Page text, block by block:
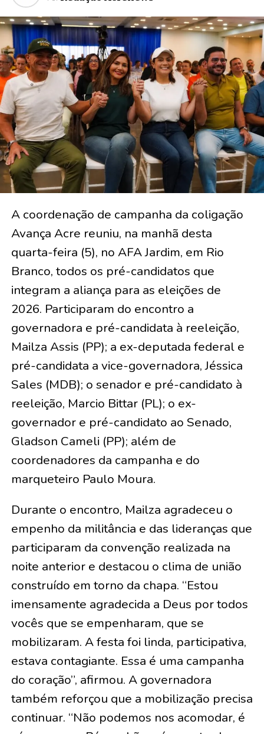
A coordenação de campanha da coligação
Avança Acre reuniu, na manhã desta
quarta-feira (5), no AFA Jardim, em Rio
Branco, todos os pré-candidatos que
integram a aliança para as eleições de
2026. Participaram do encontro a
governadora e pré-candidata à reeleição,
Mailza Assis (PP); a ex-deputada federal e
pré-candidata a vice-governadora, Jéssica
Sales (MDB); o senador e pré-candidato à
reeleição, Marcio Bittar (PL); o ex-
governador e pré-candidato ao Senado,
Gladson Cameli (PP); além de
coordenadores da campanha e do
marqueteiro Paulo Moura.
Durante o encontro, Mailza agradeceu o
empenho da militância e das lideranças que
participaram da convenção realizada na
noite anterior e destacou o clima de união
construído em torno da chapa. “Estou
imensamente agradecida a Deus por todos
vocês que se empenharam, que se
mobilizaram. A festa foi linda, participativa,
estava contagiante. Essa é uma campanha
do coração”, afirmou. A governadora
também reforçou que a mobilização precisa
continuar. “Não podemos nos acomodar, é